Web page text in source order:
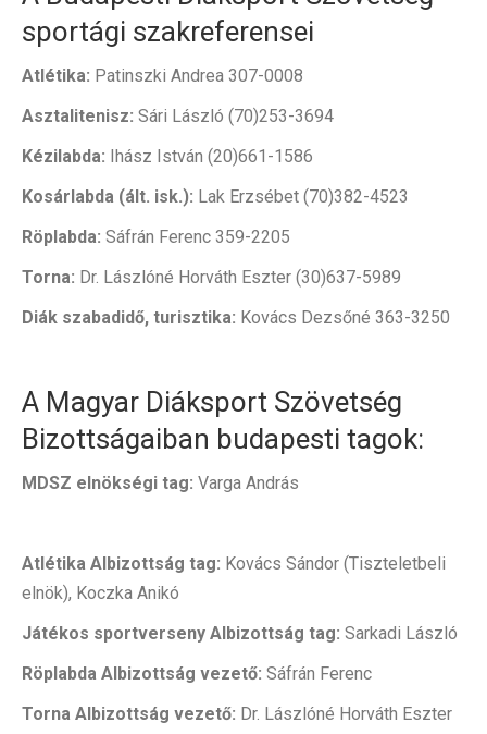
sportági szakreferensei
Atlétika: Patinszki Andrea 307-0008
Asztalitenisz: Sári László (70)253-3694
Kézilabda: Ihász István (20)661-1586
Kosárlabda (ált. isk.): Lak Erzsébet (70)382-4523
Röplabda: Sáfrán Ferenc 359-2205
Torna: Dr. Lászlóné Horváth Eszter (30)637-5989
Diák szabadidő, turisztika: Kovács Dezsőné 363-3250
A Magyar Diáksport Szövetség
Bizottságaiban budapesti tagok:
MDSZ elnökségi tag: Varga András
Atlétika Albizottság tag: Kovács Sándor (Tiszteletbeli
elnök), Koczka Anikó
Játékos sportverseny Albizottság tag: Sarkadi László
Röplabda Albizottság vezető: Sáfrán Ferenc
Torna Albizottság vezető: Dr. Lászlóné Horváth Eszter